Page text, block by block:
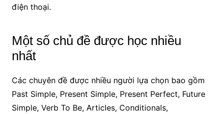
điện thoại.
Một số chủ đề được học nhiều
nhất
Các chuyên đề được nhiều người lựa chọn bao gồm
Past Simple, Present Simple, Present Perfect, Future
Simple, Verb To Be, Articles, Conditionals,